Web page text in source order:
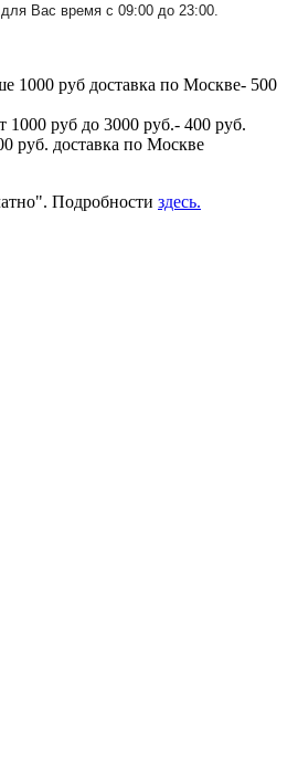
Вас время с 09:00 до 23:00.
1000 руб доставка по Москве- 500
1000 руб до 3000 руб.- 400 руб.
руб. доставка по Москве
Подробности здесь.